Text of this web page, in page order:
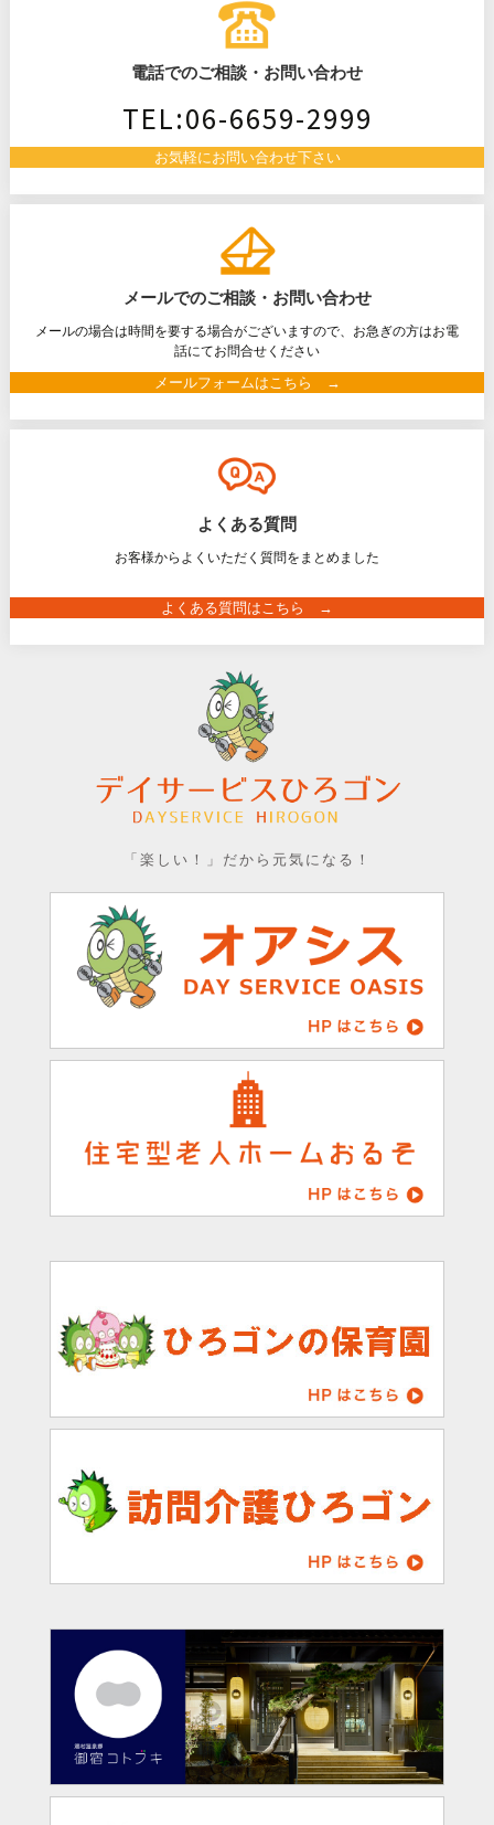
シ
電話でのご相談・お問い合わせ
TEL:06-6659-2999
お気軽にお問い合わせ下さい
メールでのご相談・お問い合わせ
メールの場合は時間を要する場合がございますので、お急ぎの方はお電
話にてお問合せください
メールフォームはこちら →
よくある質問
お客様からよくいただく質問をまとめました
よくある質問はこちら →
「楽しい！」だから元気になる！